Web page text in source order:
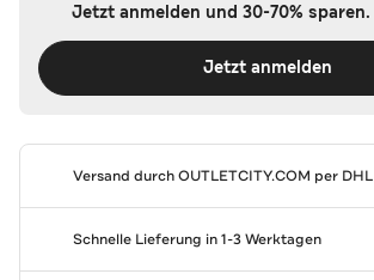
Jetzt anmelden und 30-70% sparen.
Jetzt anmelden
Versand durchOUTLETCITY.COM per DHL
Schnelle Lieferung in 1-3 Werktagen